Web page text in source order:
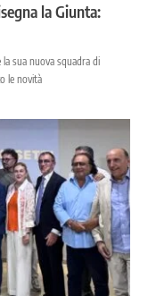
la Giunta:
sua nuova squadra di
le novità